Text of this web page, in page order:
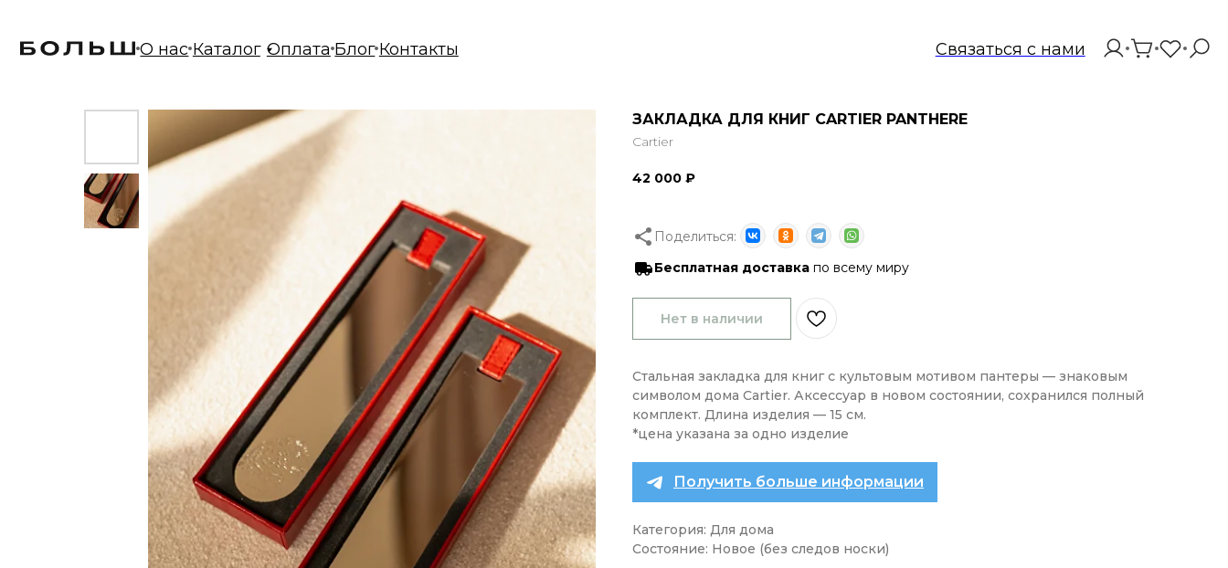
О нас Каталог Оплата Блог Контакты Связаться с нами
ЗАКЛАДКА ДЛЯ КНИГ CARTIER PANTHERE
Cartier
42 000 ₽
Поделиться:
Бесплатная доставка по всему миру
Нет в наличии
Стальная закладка для книг с культовым мотивом пантеры — знаковым
символом дома Cartier. Аксессуар в новом состоянии, сохранился полный
комплект. Длина изделия — 15 см.
*цена указана за одно изделие
Получить больше информации
Категория: Для дома
Состояние: Новое (без следов носки)